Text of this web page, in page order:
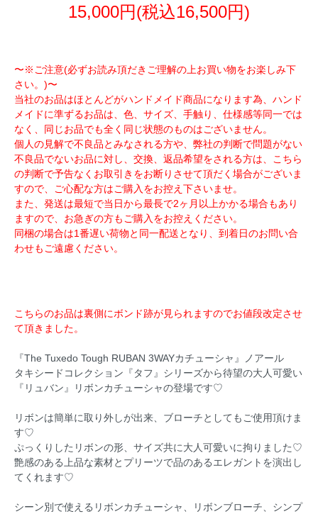
15,000円(税込16,500円)
〜※ご注意(必ずお読み頂だきご理解の上お買い物をお楽しみ下
さい。)〜
当社のお品はほとんどがハンドメイド商品になります為、ハンド
メイドに準ずるお品は、色、サイズ、手触り、仕様感等同一では
なく、同じお品でも全く同じ状態のものはございません。
個人の見解で不良品とみなされる方や、弊社の判断で問題がない
不良品でないお品に対し、交換、返品希望をされる方は、こちら
の判断で予告なくお取引きをお断りさせて頂だく場合がございま
すので、ご心配な方はご購入をお控え下さいませ。
また、発送は最短で当日から最長で2ヶ月以上かかる場合もあり
ますので、お急ぎの方もご購入をお控えください。
同梱の場合は1番遅い荷物と同一配送となり、到着日のお問い合
わせもご遠慮ください。
こちらのお品は裏側にボンド跡が見られますのでお値段改定させ
て頂きました。
『The Tuxedo Tough RUBAN 3WAYカチューシャ』ノアール
タキシードコレクション『タフ』シリーズから待望の大人可愛い
『リュバン』リボンカチューシャの登場です♡
リボンは簡単に取り外しが出来、ブローチとしてもご使用頂けま
す♡
ぷっくりしたリボンの形、サイズ共に大人可愛いに拘りました♡
艶感のある上品な素材とプリーツで品のあるエレガントを演出し
てくれます♡
シーン別で使えるリボンカチューシャ、リボンブローチ、シンプ